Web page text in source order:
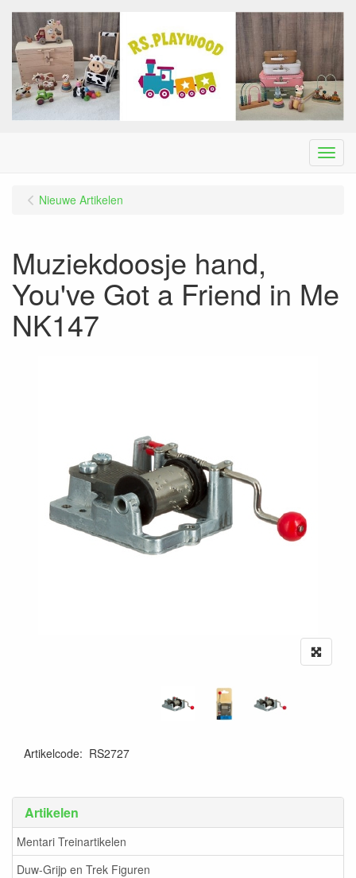
Menu
Artikelen
Mentari Treinartikelen
Duw-Grijp en Trek Figuren
Nieuwe Artikelen
Muziekdoosje hand,
You've Got a Friend in Me
NK147
Artikelcode: RS2727